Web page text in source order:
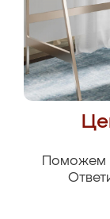
Поможем